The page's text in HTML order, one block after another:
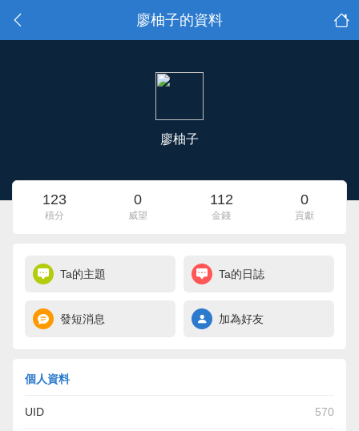
廖柚子的資料
廖柚子
123
積分
0
威望
112
金錢
0
貢獻
Ta的主題 Ta的日誌
發短消息 加為好友
個人資料
UID 570